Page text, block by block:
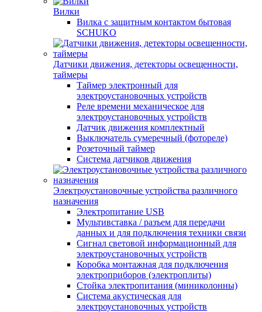
Вилки
Вилка с защитным контактом бытовая
SCHUKO
Датчики движения, детекторы освещенности,
таймеры
Таймер электронный для
электроустановочных устройств
Реле времени механическое для
электроустановочных устройств
Датчик движения комплектный
Выключатель сумеречный (фотореле)
Розеточный таймер
Система датчиков движения
Электроустановочные устройства различного
назначения
Электропитание USB
Мультивставка / разъем для передачи
данных и для подключения техники связи
Сигнал световой информационный для
электроустановочных устройств
Коробка монтажная для подключения
электроприборов (электроплиты)
Стойка электропитания (миниколонны)
Система акустическая для
электроустановочных устройств